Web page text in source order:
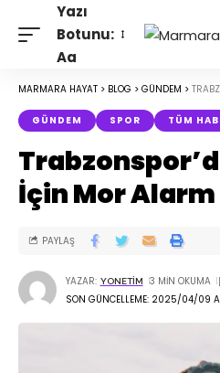
Yazı
Botunu:
Aa
MARMARA HAYAT > BLOG > GÜNDEM >
GÜNDEM SPOR TÜM
İçin Mor Alarm
SON GÜNCELLEME: 2025/04/09
YAZAR: YONETIM 3 MIN OKUMA
PAYLAŞ